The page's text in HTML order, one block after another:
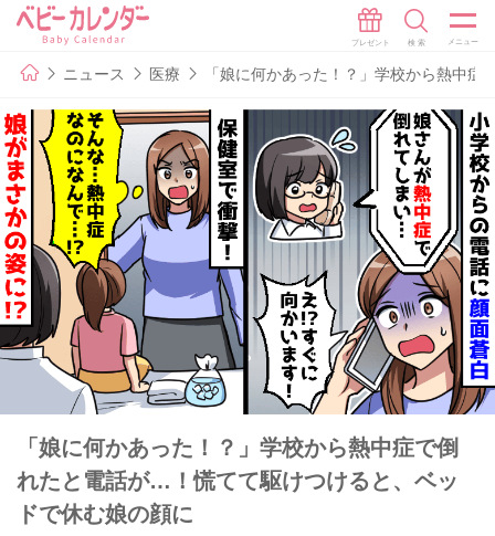
ニュース 医療 「娘に何かあった！？」学校から熱中
「娘に何かあった！？」学校から熱中症で倒
れたと電話が…！慌てて駆けつけると、ベッ
ドで休む娘の顔に